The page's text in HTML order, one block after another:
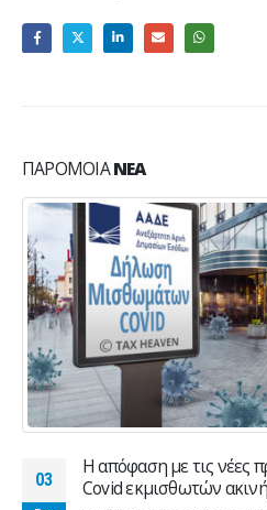
ΠΑΡΌΜΟΙΑΝΈΑ
03
Η απόφαση με τις νέες
Covid εκμισθωτών